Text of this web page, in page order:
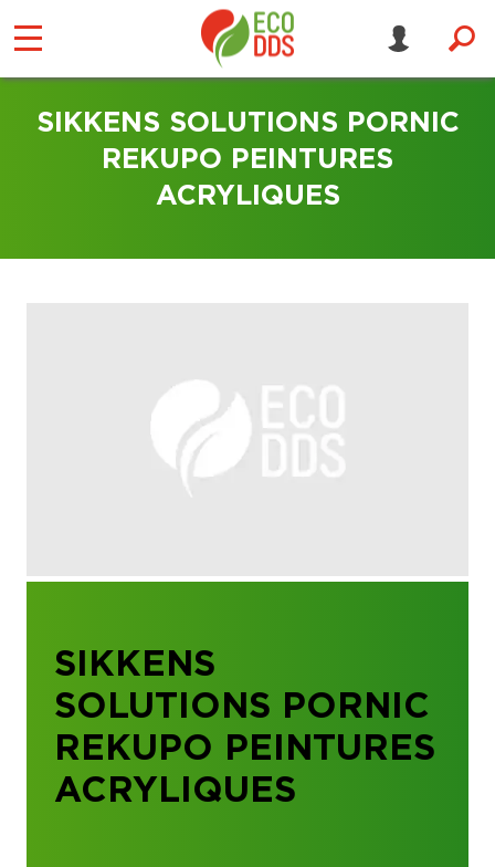
SIKKENS SOLUTIONS PORNIC
REKUPO PEINTURES
ACRYLIQUES
SIKKENS
SOLUTIONS PORNIC
REKUPO PEINTURES
ACRYLIQUES